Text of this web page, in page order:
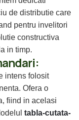
de distributie care
pentru invelitori
constructiva
in timp.
intens folosit
Ofera o
fiind in acelasi
tabla-cutata-